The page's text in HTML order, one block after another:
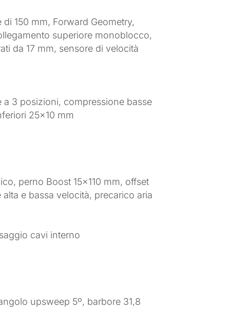
150 mm, Forward Geometry,
superiore monoblocco,
da 17 mm, sensore di velocità
a 3 posizioni, compressione basse
25×10 mm
perno Boost 15×110 mm, offset
e bassa velocità, precarico aria
cavi interno
upsweep 5º, barbore 31,8